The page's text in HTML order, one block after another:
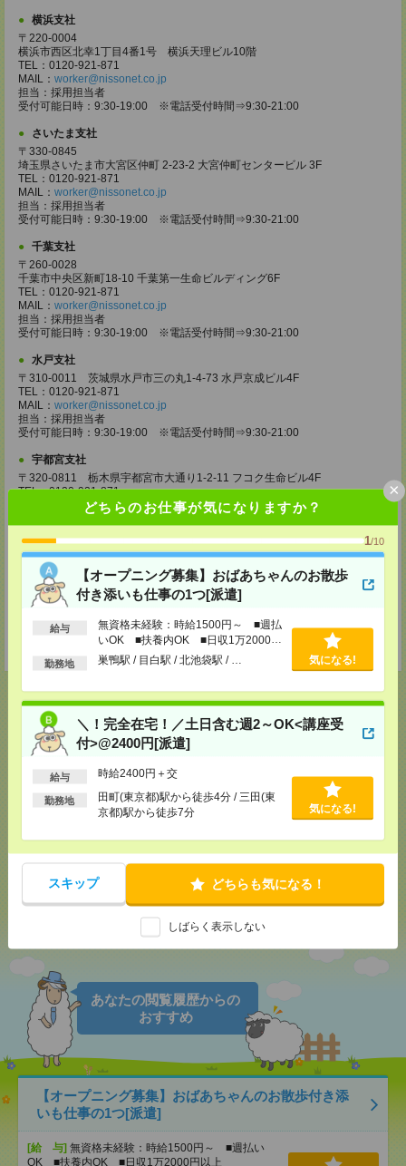
どちらのお仕事が気になりますか？
1/10
【オープニング募集】おばあちゃんのお散歩
付き添いも仕事の1つ[派遣]
給与
無資格未経験：時給1500円～ ■週払
いOK ■扶養内OK ■日収1万2000円
以上
勤務地 巣鴨駅 / 目白駅 / 北池袋駅 / … 気になる!
＼！完全在宅！／土日含む週2～OK<講座受
付>@2400円[派遣]
給与 時給2400円＋交
勤務地
田町(東京都)駅から徒歩4分 / 三田(東
京都)駅から徒歩7分
気になる!
スキップ どちらも気になる！
しばらく表示しない
×
横浜支社
〒220-0004
横浜市西区北幸1丁目4番1号 横浜天理ビル10階
TEL：0120-921-871
MAIL： worker@nissonet.co.jp
担当：採用担当者
受付可能日時：9:30-19:00 ※電話受付時間⇒9:30-21:00
さいたま支社
〒330-0845
埼玉県さいたま市大宮区仲町 2-23-2 大宮仲町センタービル 3F
TEL：0120-921-871
MAIL： worker@nissonet.co.jp
担当：採用担当者
受付可能日時：9:30-19:00 ※電話受付時間⇒9:30-21:00
千葉支社
〒260-0028
千葉市中央区新町18-10 千葉第一生命ビルディング6F
TEL：0120-921-871
MAIL： worker@nissonet.co.jp
担当：採用担当者
受付可能日時：9:30-19:00 ※電話受付時間⇒9:30-21:00
水戸支社
〒310-0011 茨城県水戸市三の丸1-4-73 水戸京成ビル4F
TEL：0120-921-871
MAIL： worker@nissonet.co.jp
担当：採用担当者
受付可能日時：9:30-19:00 ※電話受付時間⇒9:30-21:00
宇都宮支社
〒320-0811 栃木県宇都宮市大通り1-2-11 フコク生命ビル4F
TEL：0120-921-871
worker@nissonet.co.jp
担当：採用担当者
高崎支社
埼玉県さいたま市大宮区仲町2-23-2 大宮仲町センタービル3F（さいたま
支社内）
TEL：0120-921-871
worker@nissonet.co.jp
担当：採用担当者
受付可能日時：9:30-19:00 ※電話受付時間⇒9:30-21:00
応募ページへ
気になる！
で送る LINE
ツイート
あなたの閲覧履歴からの
おすすめ
【オープニング募集】おばあちゃんのお散歩付き添
いも仕事の1つ[派遣]
[給 与] 無資格未経験：時給1500円～ ■週払い
OK ■扶養内OK ■日収1万2000円以上